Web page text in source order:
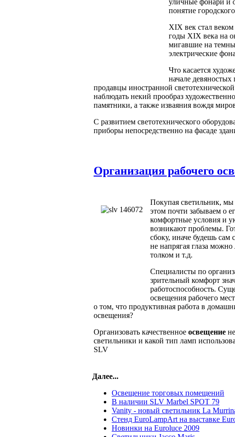
уличные фонари и
понятие
XIX век стал
годы XIX века на
мигавшие на
электрические
Что касается
начале
продавцы иностранной
наблюдать некий прообраз
памятники, а также изваяния вождя
С развитием светотехнического
приборы непосредственно на фасаде
Организация рабочего
Покупая светильник,
этом почти забываем о
комфортные условия и
возникают проблемы.
сбоку, иначе будешь сам
не напрягая глаза
толком и т.д.
Специалисты по
зрительный комфорт
работоспособность.
освещения рабочего
о том, что продуктивная работа в
освещения?
Организовать качественное освещение
светильники и какой тип ламп
SLV
Далее...
Освещение торговых помещений
В наличии SLV Marbel SPOT 79
Vanity - новый светильник La
Стенд EuroLampArt на выставке
Новинки на Euroluce 2009